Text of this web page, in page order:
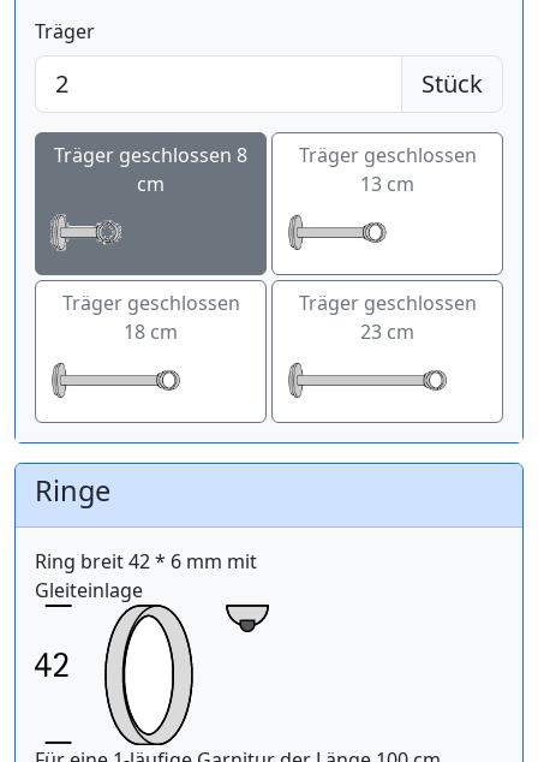
Träger
Stück
Träger geschlossen 8
cm
Träger geschlossen
13 cm
Träger geschlossen
18 cm
Träger geschlossen
23 cm
Ringe
Ring breit 42 * 6 mm mit
Gleiteinlage